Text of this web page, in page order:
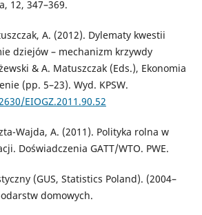
12, 347–369.
A. (2012). Dylematy kwestii
dziejów – mechanizm krzywdy
& A. Matuszczak (Eds.), Ekonomia
(pp. 5–23). Wyd. KPSW.
EIOGZ.2011.90.52
Wajda, A. (2011). Polityka rolna w
Doświadczenia GATT/WTO. PWE.
(GUS, Statistics Poland). (2004–
domowych.